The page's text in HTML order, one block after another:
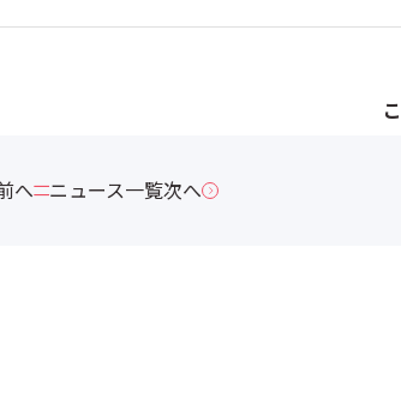
へ ニュース一覧次へ